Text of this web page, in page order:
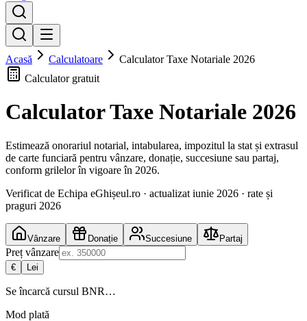
Acasă Calculatoare
Calculator Taxe Notariale 2026
Calculator gratuit
Calculator Taxe Notariale 2026
Estimează onorariul notarial, intabularea, impozitul la stat și extrasul
de carte funciară pentru vânzare, donație, succesiune sau partaj,
conform grilelor în vigoare în 2026.
Verificat de Echipa eGhișeul.ro · actualizat iunie 2026 · rate și
praguri 2026
Vânzare Donație Succesiune Partaj
Preț vânzare
€ Lei
Se încarcă cursul BNR…
Mod plată